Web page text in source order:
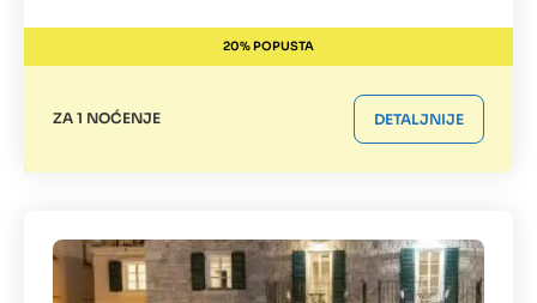
20% POPUSTA
ZA 1 NOĆENJE DETALJNIJE